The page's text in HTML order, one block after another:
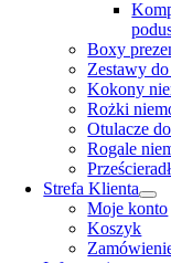
Boxy
Zestawy
Kokony
Rożki
Otulacze
Rogale
Strefa Klienta
Moje konto
Koszyk